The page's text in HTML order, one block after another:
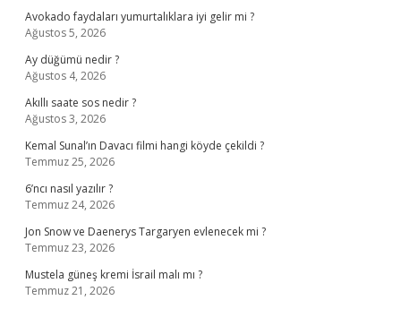
Avokado faydaları yumurtalıklara iyi gelir mi ?
Ağustos 5, 2026
Ay düğümü nedir ?
Ağustos 4, 2026
Akıllı saate sos nedir ?
Ağustos 3, 2026
Kemal Sunal’ın Davacı filmi hangi köyde çekildi ?
Temmuz 25, 2026
6’ncı nasıl yazılır ?
Temmuz 24, 2026
Jon Snow ve Daenerys Targaryen evlenecek mi ?
Temmuz 23, 2026
Mustela güneş kremi İsrail malı mı ?
Temmuz 21, 2026